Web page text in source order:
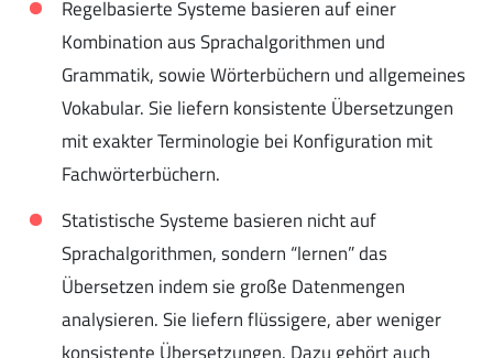
Regelbasierte Systeme basieren auf einer
Kombination aus Sprachalgorithmen und
Grammatik, sowie Wörterbüchern und allgemeines
Vokabular. Sie liefern konsistente Übersetzungen
mit exakter Terminologie bei Konfiguration mit
Fachwörterbüchern.
Statistische Systeme basieren nicht auf
Sprachalgorithmen, sondern “lernen” das
Übersetzen indem sie große Datenmengen
analysieren. Sie liefern flüssigere, aber weniger